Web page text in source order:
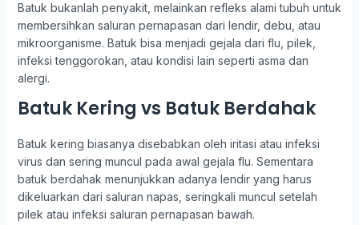
Batuk bukanlah penyakit, melainkan refleks alami tubuh untuk
membersihkan saluran pernapasan dari lendir, debu, atau
mikroorganisme. Batuk bisa menjadi gejala dari flu, pilek,
infeksi tenggorokan, atau kondisi lain seperti asma dan
alergi.
Batuk Kering vs Batuk Berdahak
Batuk kering biasanya disebabkan oleh iritasi atau infeksi
virus dan sering muncul pada awal gejala flu. Sementara
batuk berdahak menunjukkan adanya lendir yang harus
dikeluarkan dari saluran napas, seringkali muncul setelah
pilek atau infeksi saluran pernapasan bawah.